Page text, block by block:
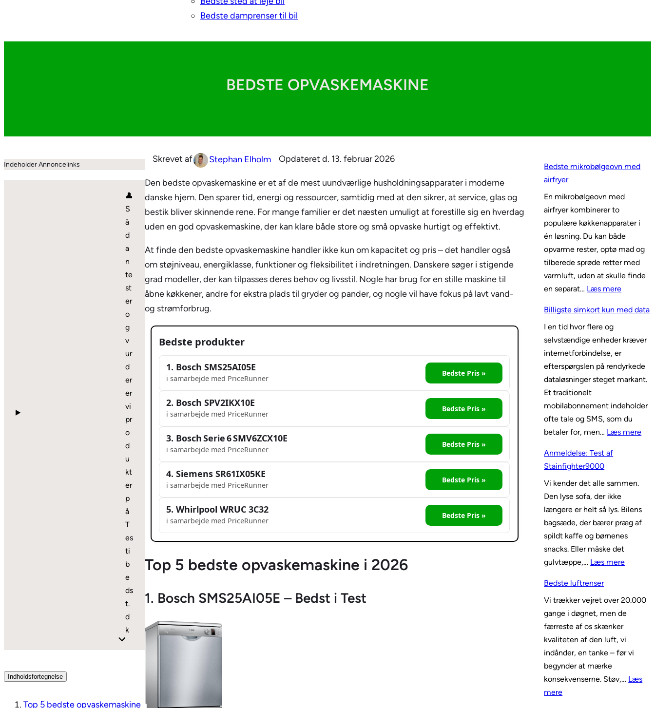
Bedste damprenser til bil
BEDSTE OPVASKEMASKINE
Indeholder Annoncelinks
👤
S
å
d
a
n
te
st
er
o
g
v
ur
d
er
er
vi
pr
o
d
u
kt
er
p
å
T
es
ti
b
e
ds
t.
d
k
Indholdsfortegnelse
Top 5 bedste opvaskemaskine
Stephan Elholm Opdateret d. 13. februar 2026
Den bedste opvaskemaskine er et af de mest uundværlige husholdningsapparater i moderne
danske hjem. Den sparer tid, energi og ressourcer, samtidig med at den sikrer, at service, glas og
bestik bliver skinnende rene. For mange familier er det næsten umuligt at forestille sig en hverdag
uden en god opvaskemaskine, der kan klare både store og små opvaske hurtigt og effektivt.
At finde den bedste opvaskemaskine handler ikke kun om kapacitet og pris – det handler også
om støjniveau, energiklasse, funktioner og fleksibilitet i indretningen. Danskere søger i stigende
grad modeller, der kan tilpasses deres behov og livsstil. Nogle har brug for en stille maskine til
åbne køkkener, andre for ekstra plads til gryder og pander, og nogle vil have fokus på lavt vand-
og strømforbrug.
Bedste produkter
1. Bosch SMS25AI05E
i samarbejde med PriceRunner
Bedste Pris »
2. Bosch SPV2IKX10E
i samarbejde med PriceRunner
Bedste Pris »
3. Bosch Serie 6 SMV6ZCX10E
i samarbejde med PriceRunner
Bedste Pris »
4. Siemens SR61IX05KE
i samarbejde med PriceRunner
Bedste Pris »
5. Whirlpool WRUC 3C32
i samarbejde med PriceRunner
Bedste Pris »
Top 5 bedste opvaskemaskine i 2026
1. Bosch SMS25AI05E – Bedst i Test
Bedste mikrobølgeovn med
airfryer
En mikrobølgeovn med
airfryer kombinerer to
populære køkkenapparater i
én løsning. Du kan både
opvarme rester, optø mad og
tilberede sprøde retter med
varmluft, uden at skulle finde
en separat… Læs mere:
e
s
t
e
m
k
r
o
g
e
o
v
n
m
e
i
r
f
r
y
r
Billigste simkort kun med data
I en tid hvor flere og
selvstændige enheder kræver
internetforbindelse, er
efterspørgslen på rendyrkede
dataløsninger steget markant.
Et traditionelt
mobilabonnement indeholder
ofte tale og SMS, som du
betaler for, men… Læs mere:
g
s
k
n
Anmeldelse: Test af
Stainfighter9000
Vi kender det alle sammen.
Den lyse sofa, der ikke
længere er helt så lys. Bilens
bagsæde, der bærer præg af
spildt kaffe og børnenes
snacks. Eller måske det
gulvtæppe,… Læs mere:
m
e
d
e
s
Bedste luftrenser
Vi trækker vejret over 20.000
gange i døgnet, men de
færreste af os skænker
kvaliteten af den luft, vi
indånder, en tanke – før vi
begynder at mærke
konsekvenserne. Støv,… Læs
mere: